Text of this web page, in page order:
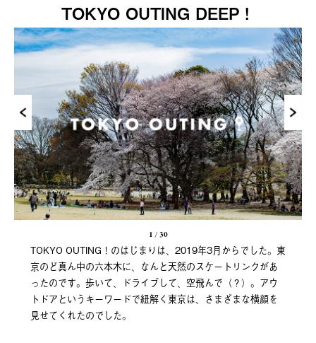
TOKYO OUTING DEEP！
1/30
TOKYO OUTING！のはじまりは、2019年3月からでした。東
京のど真ん中の六本木に、なんと天然のスケートリンクがあ
ったのです。歩いて、ドライブして、空飛んで（？）。アウ
トドアというキーワードで紐解く東京は、さまざまな横顔を
見せてくれたのでした。